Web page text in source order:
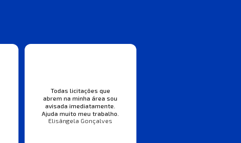
Todas licitações que
abrem na minha área sou
avisada imediatamente.
Ajuda muito meu trabalho.
Elisângela Gonçalves